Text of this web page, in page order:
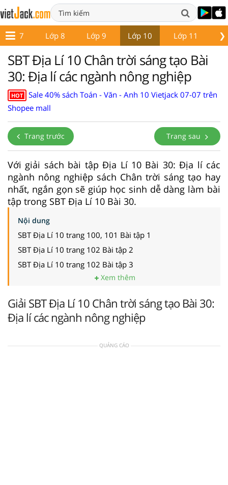
❯
Lớp 7 Lớp 8 Lớp 9 Lớp 10 Lớp 11
SBT Địa Lí 10 Chân trời sáng tạo Bài
30: Địa lí các ngành nông nghiệp
HOT
Sale 40% sách Toán - Văn - Anh 10 Vietjack 07-07 trên
Shopee mall
Trang trước Trang sau
Với giải sách bài tập Địa Lí 10 Bài 30: Địa lí các
ngành nông nghiệp sách Chân trời sáng tạo hay
nhất, ngắn gọn sẽ giúp học sinh dễ dàng làm bài
tập trong SBT Địa Lí 10 Bài 30.
Nội dung
SBT Địa Lí 10 trang 100, 101 Bài tập 1
SBT Địa Lí 10 trang 102 Bài tập 2
SBT Địa Lí 10 trang 102 Bài tập 3
Xem thêm
Giải SBT Địa Lí 10 Chân trời sáng tạo Bài 30:
Địa lí các ngành nông nghiệp
QUẢNG CÁO